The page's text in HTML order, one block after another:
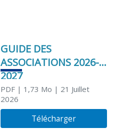
GUIDE DES
ASSOCIATIONS 2026-
2027
PDF| 1,73 Mo | 21 Juillet
2026
Télécharger